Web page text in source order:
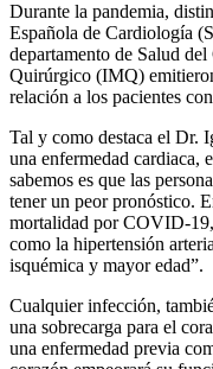
Durante la pandemia,
Española de Cardiología
departamento de Salud
Quirúrgico (IMQ)
relación a los pacientes
Tal y como destaca el Dr.
una enfermedad cardiaca,
sabemos es que las
tener un peor pronóstico.
mortalidad por COVID-19,
como la hipertensión
isquémica y mayor edad”.
Cualquier infección,
una sobrecarga para el
una enfermedad previa